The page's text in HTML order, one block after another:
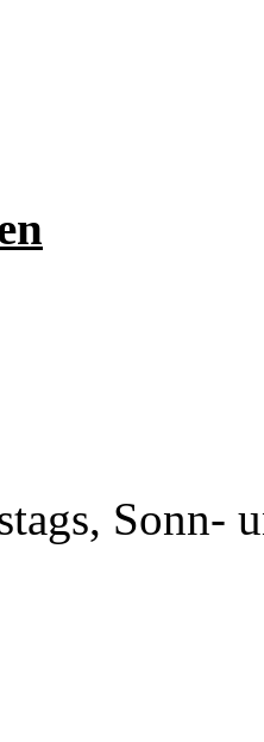
Sonn-